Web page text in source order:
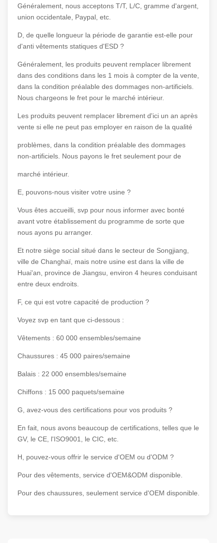
Généralement, nous acceptons T/T, L/C, gramme d'argent,
union occidentale, Paypal, etc.
D, de quelle longueur la période de garantie est-elle pour
d'anti vêtements statiques d'ESD ?
Généralement, les produits peuvent remplacer librement
dans des conditions dans les 1 mois à compter de la vente,
dans la condition préalable des dommages non-artificiels.
Nous chargeons le fret pour le marché intérieur.
Les produits peuvent remplacer librement d'ici un an après
vente si elle ne peut pas employer en raison de la qualité
problèmes, dans la condition préalable des dommages
non-artificiels. Nous payons le fret seulement pour de
marché intérieur.
E, pouvons-nous visiter votre usine ?
Vous êtes accueilli, svp pour nous informer avec bonté
avant votre établissement du programme de sorte que
nous ayons pu arranger.
Et notre siège social situé dans le secteur de Songjiang,
ville de Changhaï, mais notre usine est dans la ville de
Huai'an, province de Jiangsu, environ 4 heures conduisant
entre deux endroits.
F, ce qui est votre capacité de production ?
Voyez svp en tant que ci-dessous :
Vêtements : 60 000 ensembles/semaine
Chaussures : 45 000 paires/semaine
Balais : 22 000 ensembles/semaine
Chiffons : 15 000 paquets/semaine
G, avez-vous des certifications pour vos produits ?
En fait, nous avons beaucoup de certifications, telles que le
GV, le CE, l'ISO9001, le CIC, etc.
H, pouvez-vous offrir le service d'OEM ou d'ODM ?
Pour des vêtements, service d'OEM&ODM disponible.
Pour des chaussures, seulement service d'OEM disponible.